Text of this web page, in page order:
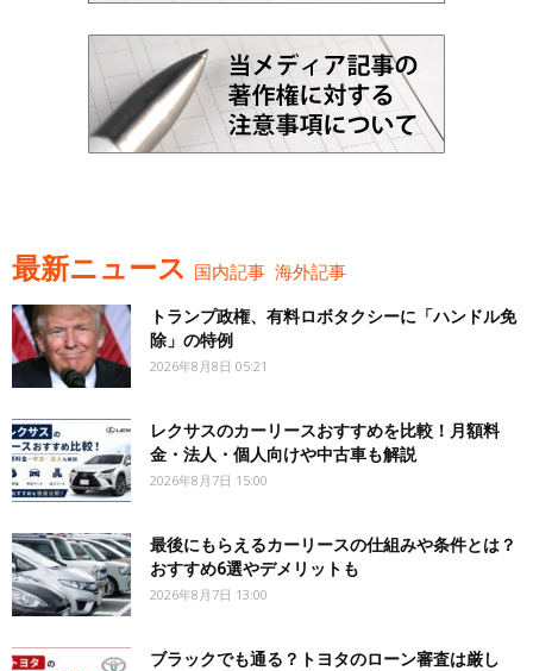
最新ニュース 国内記事 海外記事
トランプ政権、有料ロボタクシーに「ハンドル免
除」の特例
2026年8月8日 05:21
レクサスのカーリースおすすめを比較！月額料
金・法人・個人向けや中古車も解説
2026年8月7日 15:00
最後にもらえるカーリースの仕組みや条件とは？
おすすめ6選やデメリットも
2026年8月7日 13:00
ブラックでも通る？トヨタのローン審査は厳し